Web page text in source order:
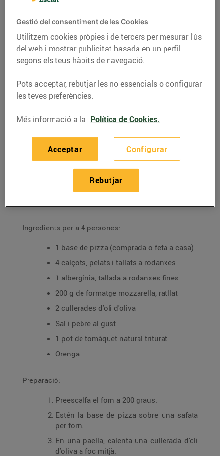
RECEPTES
Pizza de calçots i
albergínia
Ingredients per a 4 persones:
1 base de pizza (comprada o feta a casa)
4 calçots, pelats i tallats a rodanxes
1 albergínia, tallada a rodanxes fines
200 g de formatge mozzarella, ratllat
2 cullerades d'oli d'oliva
Sal i pebre al gust
1 pot de tomàquet natural triturat
Orenga
Preparació:
Preescalfa el forn a 200 graus.
Estén la base de pizza sobre una safata
per forn.
En una paella, calenta una cullerada d'oli
d'oliva a foc mitjà.
Gestió del consentiment de les Cookies
Utilitzem cookies pròpies i de tercers per mesurar l’ús
del web i mostrar publicitat basada en un perfil
segons els teus hàbits de navegació.
Pots acceptar, rebutjar les no essencials o configurar
les teves preferències.
Més informació a la Política de Cookies.
Configurar
Rebutjar
Acceptar